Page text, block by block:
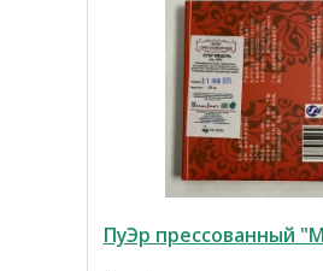
ПуЭр прессованный